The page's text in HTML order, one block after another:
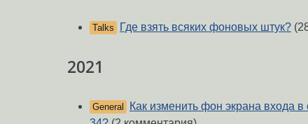
Talks Где взять всяких фоновых штук?
2021
General
Как изменить фон экрана входа